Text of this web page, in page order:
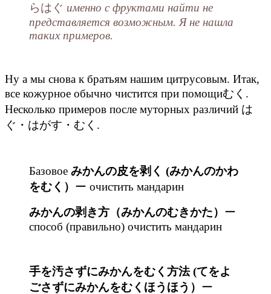
らはぐ именно с фруктами найти не
представляется возможным. Я не нашла
таких примеров.
Ну а мы снова к братьям нашим цитрусовым. Итак,
все кожурное обычно чистится при помощиむく.
Несколько примеров после муторных различий は
ぐ・はがす・むく.
Базовое みかんの皮を剥く (みかんのかわ
をむく） ー очистить мандарин
みかんの剥き方 （みかんのむきかた） ー
способ (правильно) очистить мандарин
手を汚さずにみかんをむく 方法 (てをよ
ごさずにみかんをむくほうほう） ー